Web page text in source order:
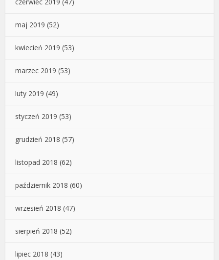
maj 2019 (52)
kwiecień 2019 (53)
marzec 2019 (53)
luty 2019 (49)
styczeń 2019 (53)
grudzień 2018 (57)
listopad 2018 (62)
październik 2018 (60)
wrzesień 2018 (47)
sierpień 2018 (52)
lipiec 2018 (43)